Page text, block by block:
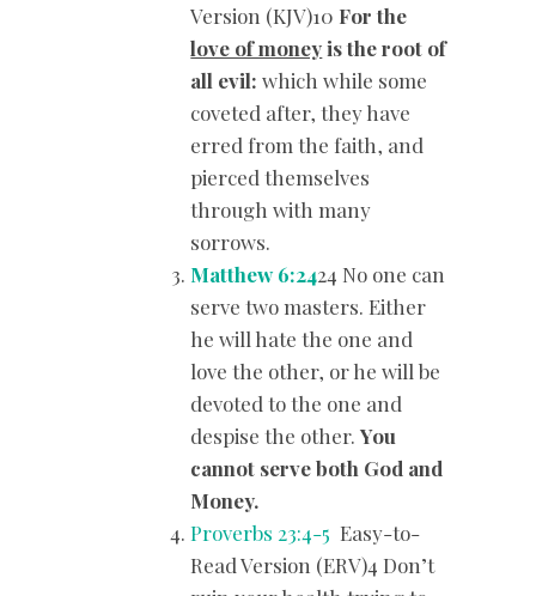
Version (KJV)10 For the
love of moneyis the root of
all evil:which while some
coveted after, they have
erred from the faith, and
pierced themselves
through with many
sorrows.
Matthew 6:2424 No one can
serve two masters. Either
he will hate the one and
love the other, or he will be
devoted to the one and
despise the other.You
cannot serve both God and
Money.
Proverbs 23:4-5 Easy-to-
Read Version (ERV)4 Don’t